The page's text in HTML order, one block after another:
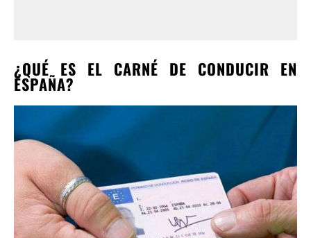
¿QUÉ ES EL CARNÉ DE CONDUCIR EN
ESPAÑA?